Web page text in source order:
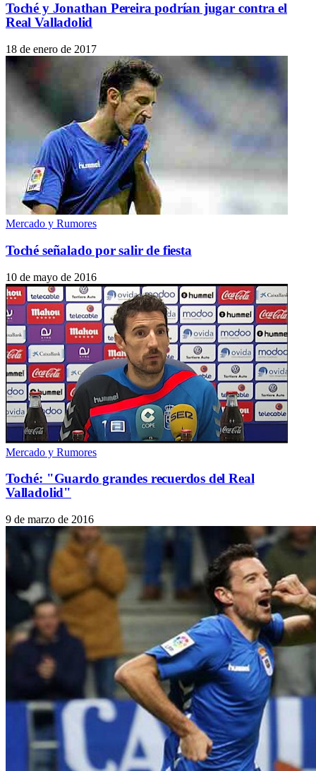
Toché y Jonathan Pereira podrían jugar contra el
Real Valladolid
18 de enero de 2017
Mercado y Rumores
Toché señalado por salir de fiesta
10 de mayo de 2016
Mercado y Rumores
Toché: "Guardo grandes recuerdos del Real
Valladolid"
9 de marzo de 2016